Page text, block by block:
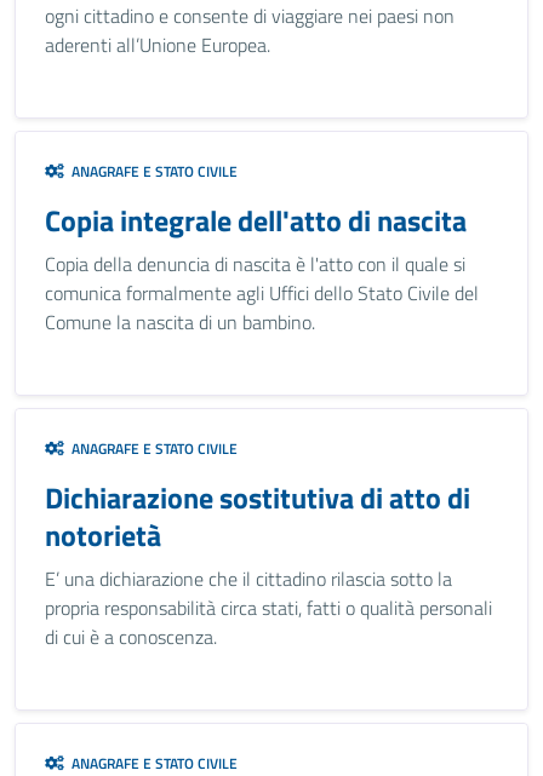
ogni cittadino e consente di viaggiare nei paesi non
aderenti all’Unione Europea.
ANAGRAFE E STATO CIVILE
Copia integrale dell'atto di nascita
Copia della denuncia di nascita è l'atto con il quale si
comunica formalmente agli Uffici dello Stato Civile del
Comune la nascita di un bambino.
ANAGRAFE E STATO CIVILE
Dichiarazione sostitutiva di atto di
notorietà
E’ una dichiarazione che il cittadino rilascia sotto la
propria responsabilità circa stati, fatti o qualità personali
di cui è a conoscenza.
ANAGRAFE E STATO CIVILE